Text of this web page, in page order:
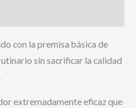
con la premisa básica de
sin sacrificar la calidad
extremadamente eficaz que